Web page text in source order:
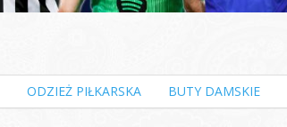
ODZIEŻ PIŁKARSKA BUTY DAMSKIE